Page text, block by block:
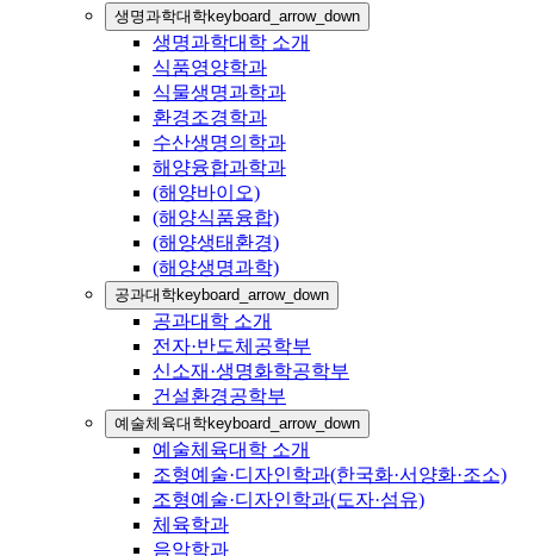
생명과학대학keyboard_arrow_down
생명과학대학 소개
식품영양학과
식물생명과학과
환경조경학과
수산생명의학과
해양융합과학과
(해양바이오)
(해양식품융합)
(해양생태환경)
(해양생명과학)
공과대학keyboard_arrow_down
공과대학 소개
전자·반도체공학부
신소재·생명화학공학부
건설환경공학부
예술체육대학keyboard_arrow_down
예술체육대학 소개
조형예술·디자인학과(한국화·서양화·조소)
조형예술·디자인학과(도자·섬유)
체육학과
음악학과